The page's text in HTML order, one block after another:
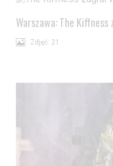
Warszawa: The Kiffness
Zdjęć: 21